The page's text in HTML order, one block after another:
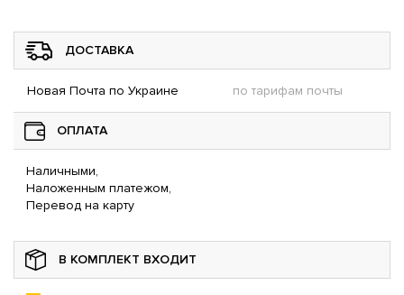
ДОСТАВКА
Новая Почта по Украине по тарифам почты
ОПЛАТА
Наличными,
Наложенным платежом,
Перевод на карту
В КОМПЛЕКТ ВХОДИТ